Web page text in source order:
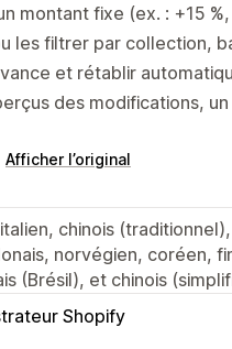
montant fixe (ex. : +15
les filtrer par collection,
et rétablir
des modifications,
Afficher l’original
chinois
norvégien, coréen,
(Brésil), et chinois
Shopify